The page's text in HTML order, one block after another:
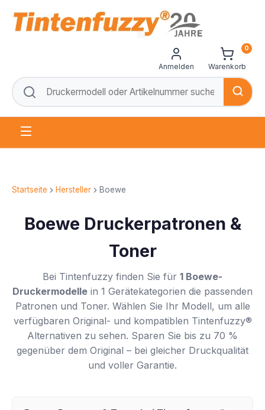
Anmelden Warenkorb
0
Startseite Hersteller Boewe
Boewe Druckerpatronen &
Toner
Bei Tintenfuzzy finden Sie für 1 Boewe-
Druckermodelle in 1 Gerätekategorien die passenden
Patronen und Toner. Wählen Sie Ihr Modell, um alle
verfügbaren Original- und kompatiblen Tintenfuzzy®
Alternativen zu sehen. Sparen Sie bis zu 70 %
gegenüber dem Original – bei gleicher Druckqualität
und voller Garantie.